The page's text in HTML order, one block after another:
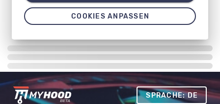
SPRACHE: DE
COOKIES ANPASSEN